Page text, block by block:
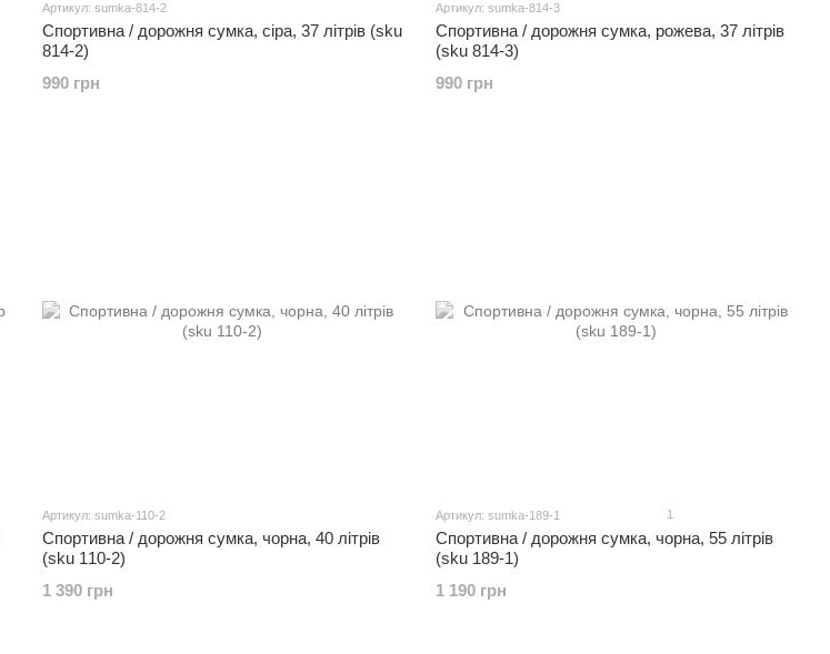
Артикул: sumka-814-2
Спортивна / дорожня сумка, сіра, 37 літрів (sku
814-2)
990 грн
Артикул: sumka-814-3
Спортивна / дорожня сумка, рожева, 37 літрів
(sku 814-3)
990 грн
Артикул: sumka-110-2
Спортивна / дорожня сумка, чорна, 40 літрів
(sku 110-2)
1 390 грн
Артикул: sumka-189-1 1
Спортивна / дорожня сумка, чорна, 55 літрів
(sku 189-1)
1 190 грн